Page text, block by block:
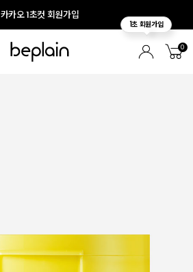
카카오 1초컷 회원가입
0